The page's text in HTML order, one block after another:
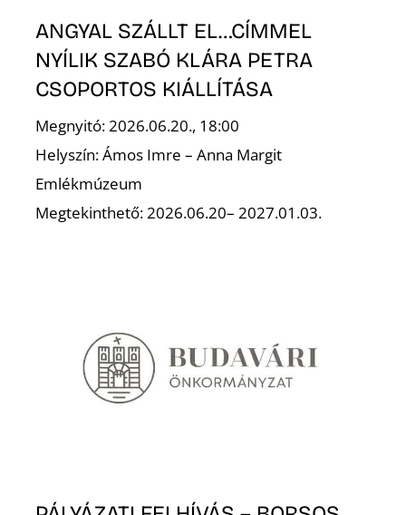
ANGYAL SZÁLLT EL…CÍMMEL
NYÍLIK SZABÓ KLÁRA PETRA
CSOPORTOS KIÁLLÍTÁSA
Megnyitó: 2026.06.20., 18:00
Helyszín: Ámos Imre – Anna Margit
Emlékmúzeum
Megtekinthető: 2026.06.20– 2027.01.03.